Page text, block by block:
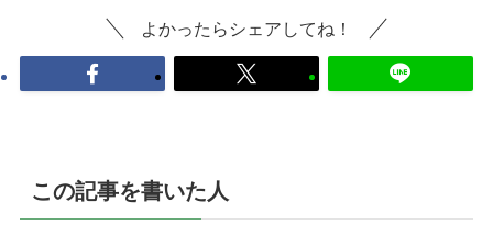
よかったらシェアしてね！
この記事を書いた人